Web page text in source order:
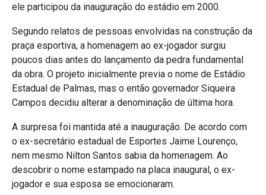
ele participou da inauguração do estádio em 2000.
Segundo relatos de pessoas envolvidas na construção da
praça esportiva, a homenagem ao ex-jogador surgiu
poucos dias antes do lançamento da pedra fundamental
da obra. O projeto inicialmente previa o nome de Estádio
Estadual de Palmas, mas o então governador Siqueira
Campos decidiu alterar a denominação de última hora.
A surpresa foi mantida até a inauguração. De acordo com
o ex-secretário estadual de Esportes Jaime Lourenço,
nem mesmo Nilton Santos sabia da homenagem. Ao
descobrir o nome estampado na placa inaugural, o ex-
jogador e sua esposa se emocionaram.